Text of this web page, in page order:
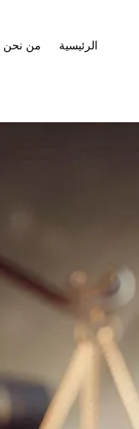
الرئيسية من نحن